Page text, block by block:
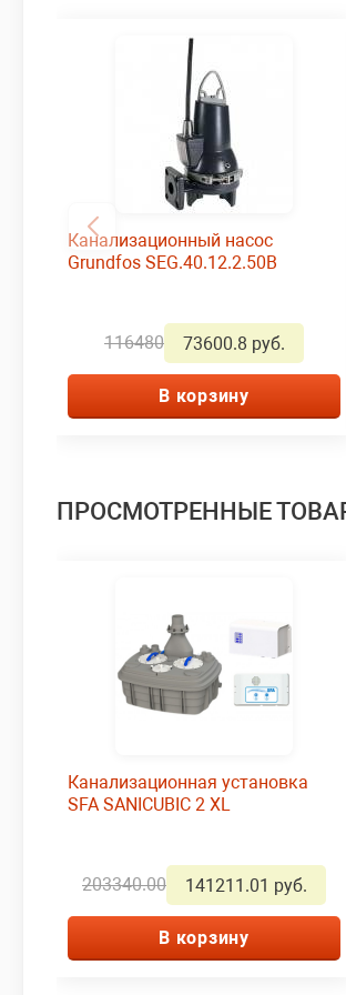
Канализационный насос
Grundfos SEG.40.12.2.50B
116480 73600.8 руб.
В корзину
ПРОСМОТРЕННЫЕ
Канализационная установка
SFA SANICUBIC 2 XL
203340.00 141211.01 руб.
В корзину